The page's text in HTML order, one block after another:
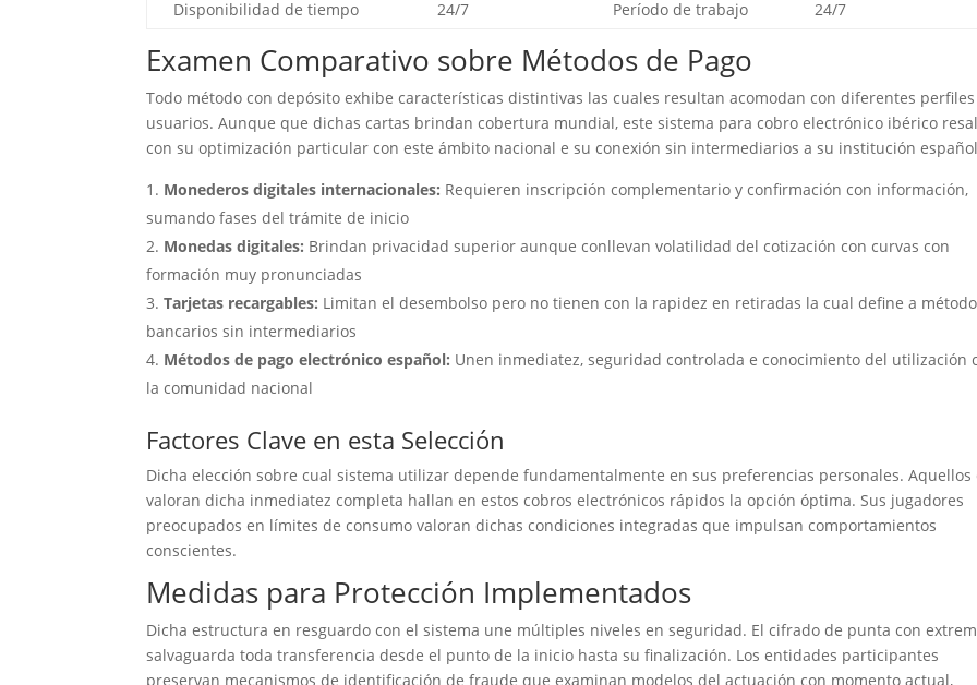
Disponibilidad de tiempo
24/7 Período de trabajo 24/7
Examen Comparativo sobre Métodos de Pago
Todo método con depósito exhibe características distintivas las cuales resultan acomodan con diferentes
usuarios. Aunque que dichas cartas brindan cobertura mundial, este sistema para cobro electrónico ibérico
con su optimización particular con este ámbito nacional e su conexión sin intermediarios a su institución
Monederos digitales internacionales: Requieren inscripción complementario y confirmación con información,
sumando fases del trámite de inicio
Monedas digitales: Brindan privacidad superior aunque conllevan volatilidad del cotización con curvas con
formación muy pronunciadas
Tarjetas recargables: Limitan el desembolso pero no tienen con la rapidez en retiradas la cual define a
bancarios sin intermediarios
Métodos de pago electrónico español: Unen inmediatez, seguridad controlada e conocimiento del utilización
la comunidad nacional
Factores Clave en esta Selección
Dicha elección sobre cual sistema utilizar depende fundamentalmente en sus preferencias personales. Aquellos
valoran dicha inmediatez completa hallan en estos cobros electrónicos rápidos la opción óptima. Sus jugadores
preocupados en límites de consumo valoran dichas condiciones integradas que impulsan comportamientos
conscientes.
Medidas para Protección Implementados
Dicha estructura en resguardo con el sistema une múltiples niveles en seguridad. El cifrado de punta con
salvaguarda toda transferencia desde el punto de la inicio hasta su finalización. Los entidades participantes
preservan mecanismos de identificación de fraude que examinan modelos del actuación con momento actual,